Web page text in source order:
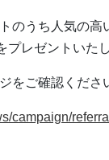
のうち⼈気の
レゼントいたし
をご確認くださ
campaign/